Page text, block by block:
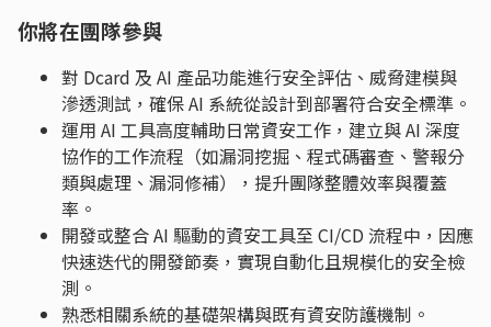
你將在團隊參與
對 Dcard 及 AI 產品功能進行安全評估、威脅建模與
滲透測試，確保 AI 系統從設計到部署符合安全標準。
運用 AI 工具高度輔助日常資安工作，建立與 AI 深度
協作的工作流程（如漏洞挖掘、程式碼審查、警報分
類與處理、漏洞修補），提升團隊整體效率與覆蓋
率。
開發或整合 AI 驅動的資安工具至 CI/CD 流程中，因應
快速迭代的開發節奏，實現自動化且規模化的安全檢
測。
熟悉相關系統的基礎架構與既有資安防護機制。